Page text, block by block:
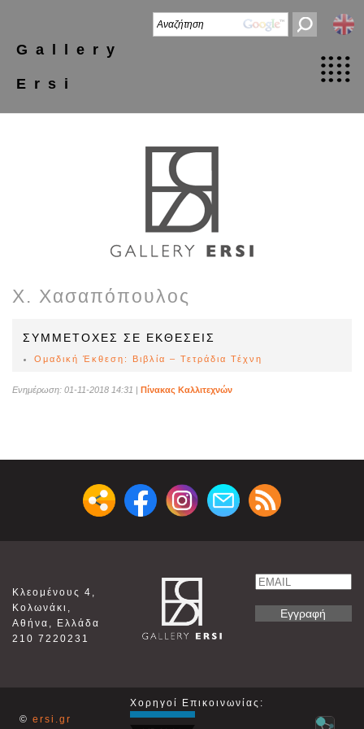
Gallery
Ersi
Χ. Χασαπόπουλος
ΣΥΜΜΕΤΟΧΕΣ ΣΕ ΕΚΘΕΣΕΙΣ
Ομαδική Έκθεση: Βιβλία – Τετράδια Τέχνη
Ενημέρωση: 01-11-2018 14:31 | Πίνακας Καλλιτεχνών
Κλεομένους 4,
Κολωνάκι,
Αθήνα, Ελλάδα
210 7220231
Email
© ersi.gr
Χορηγοί Επικοινωνίας: